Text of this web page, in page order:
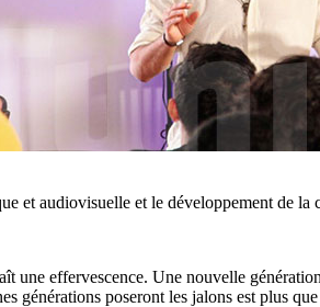
et audiovisuelle et le développement de la
effervescence. Une nouvelle
poseront les jalons est plus